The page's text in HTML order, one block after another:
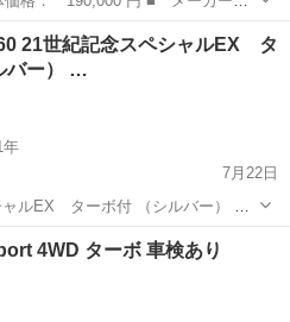
■ グレード名： Ｂターボ ４
納ミラー シートヒーター Ａ
21世紀記念スペシャルEX タ
バー） …
年
7月22日
ャルEX ターボ付 （シルバー） ハ
万km...
4WD ターボ 車検あり